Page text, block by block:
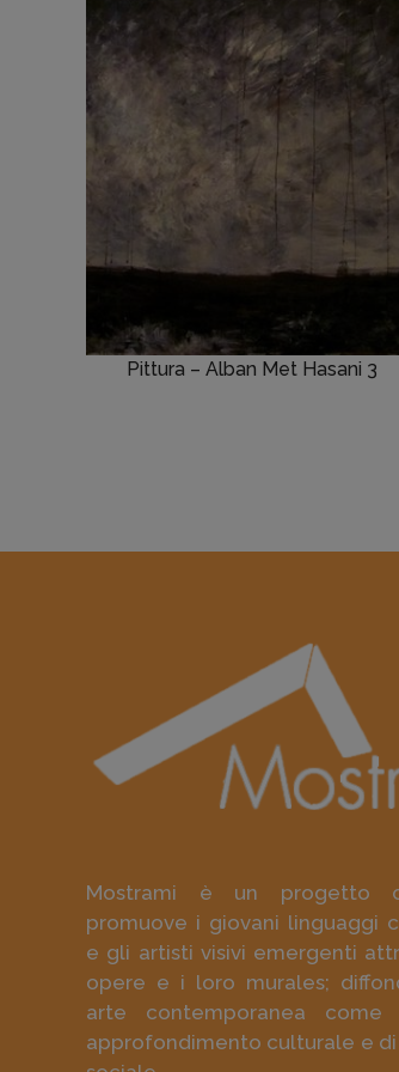
Pittura – Alban Met Hasani 3
Mostrami è un progetto
promuove i giovani linguaggi
e gli artisti visivi emergenti
opere e i loro murales;
arte contemporanea come
approfondimento culturale e